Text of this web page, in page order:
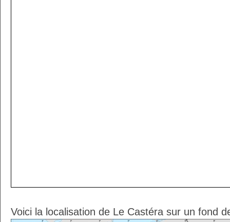
Voici la localisation de Le Castéra sur un fond